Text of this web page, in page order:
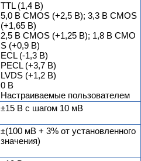
TTL (1,4 В)
5,0 В CMOS (+2,5 В); 3,3 В CMOS
(+1,65 В)
2,5 В CMOS (+1,25 В); 1,8 В CMO
S (+0,9 В)
ECL (-1,3 В)
PECL (+3,7 В)
LVDS (+1,2 В)
0 В
Настраиваемые пользователем
±15 В с шагом 10 мВ
±(100 мВ + 3% от установленного
значения)